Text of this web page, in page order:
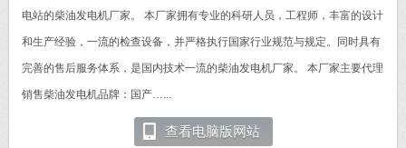
电站的柴油发电机厂家。 本厂家拥有专业的科研人员，工程师，丰富的设计
和生产经验，一流的检查设备，并严格执行国家行业规范与规定。同时具有
完善的售后服务体系，是国内技术一流的柴油发电机厂家。 本厂家主要代理
销售柴油发电机品牌：国产…...
查看电脑版网站